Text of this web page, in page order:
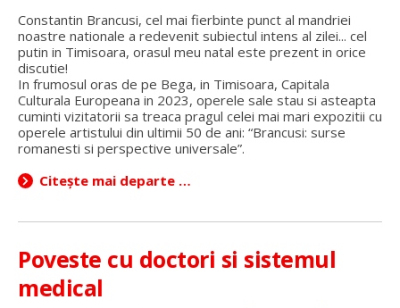
Constantin Brancusi, cel mai fierbinte punct al mandriei
noastre nationale a redevenit subiectul intens al zilei... cel
putin in Timisoara, orasul meu natal este prezent in orice
discutie!
In frumosul oras de pe Bega, in Timisoara, Capitala
Culturala Europeana in 2023, operele sale stau si asteapta
cuminti vizitatorii sa treaca pragul celei mai mari expozitii cu
operele artistului din ultimii 50 de ani: “Brancusi: surse
romanesti si perspective universale”.
Citește mai departe …
Poveste cu doctori si sistemul
medical